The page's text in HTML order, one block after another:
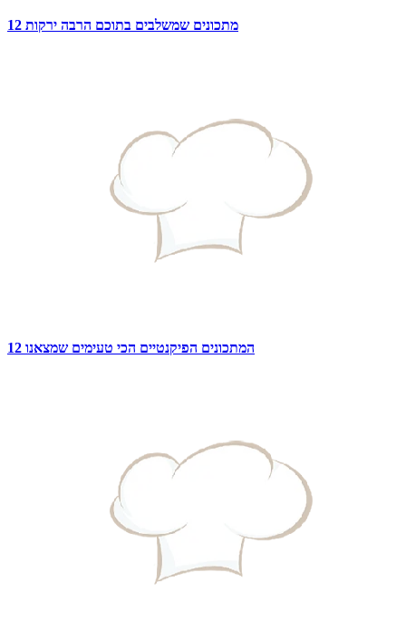
12 מתכונים שמשלבים בתוכם הרבה ירקות
12 המתכונים הפיקנטיים הכי טעימים שמצאנו